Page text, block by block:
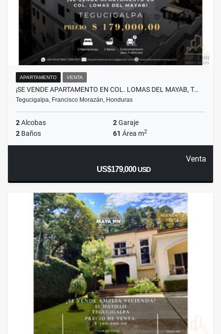
APARTAMENTO VENTA
¡SE VENDE APARTAMENTO EN COL. LOMAS DEL MAYAB, T…
Tegucigalpa, Francisco Morazán, Honduras
2Alcobas 2Garaje
2 Baños 61 Área m2
Venta
US$179,000USD